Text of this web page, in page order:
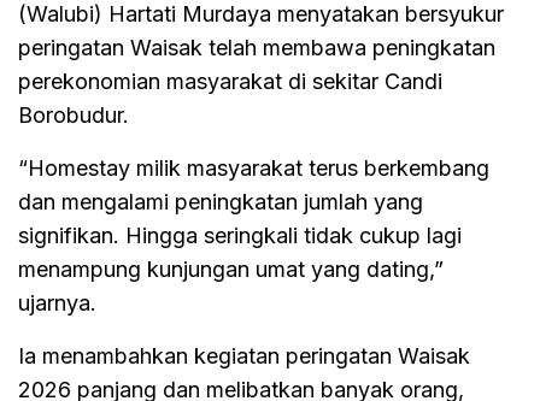
(Walubi) Hartati Murdaya menyatakan bersyukur
peringatan Waisak telah membawa peningkatan
perekonomian masyarakat di sekitar Candi
Borobudur.
“Homestay milik masyarakat terus berkembang
dan mengalami peningkatan jumlah yang
signifikan. Hingga seringkali tidak cukup lagi
menampung kunjungan umat yang dating,”
ujarnya.
Ia menambahkan kegiatan peringatan Waisak
2026 panjang dan melibatkan banyak orang,